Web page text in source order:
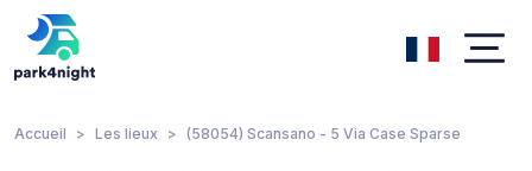
Accueil Les lieux (58054) Scansano - 5 Via Case Sparse